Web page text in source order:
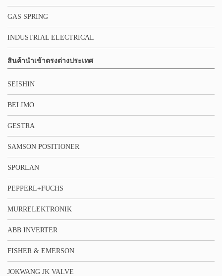
GAS SPRING
INDUSTRIAL ELECTRICAL
สินค้านำเข้าตรงต่างประเทศ
SEISHIN
BELIMO
GESTRA
SAMSON POSITIONER
SPORLAN
PEPPERL+FUCHS
MURRELEKTRONIK
ABB INVERTER
FISHER & EMERSON
JOKWANG JK VALVE